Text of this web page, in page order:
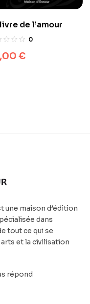
de l’amour
0
€
une maison d’édition
dans
tout ce qui se
et la civilisation
répond